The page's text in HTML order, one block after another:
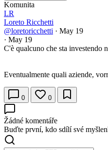
Komunita
LR
Loreto Ricchetti
@loretoricchetti · May 19
· May 19
C'è qualcuno che sta investendo
Eventualmente quali aziende,
0 0
Žádné komentáře
Buďte první, kdo sdílí své